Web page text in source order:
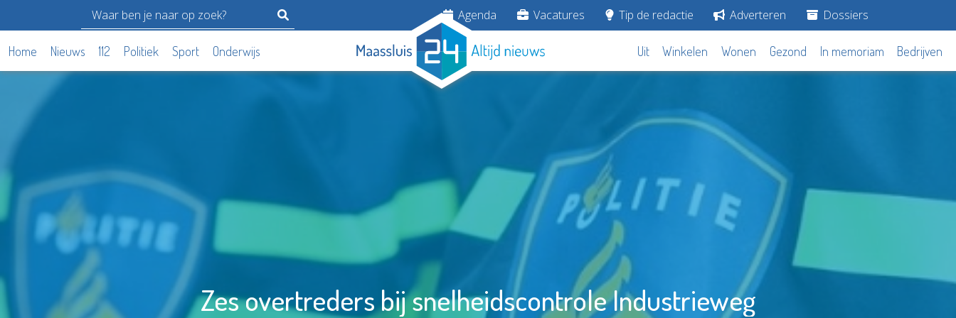
Agenda Vacatures Tip de redactie Adverteren Dossiers
Home Nieuws 112 Politiek Sport Onderwijs Uit Winkelen Wonen Gezond In memoriam Bedrijven
Zes overtreders bij snelheidscontrole Industrieweg